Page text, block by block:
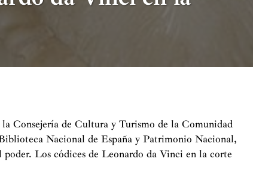
Consejería de Cultura y Turismo de la Comunidad
Nacional de España y Patrimonio Nacional,
Los códices de Leonardo da Vinci en la corte